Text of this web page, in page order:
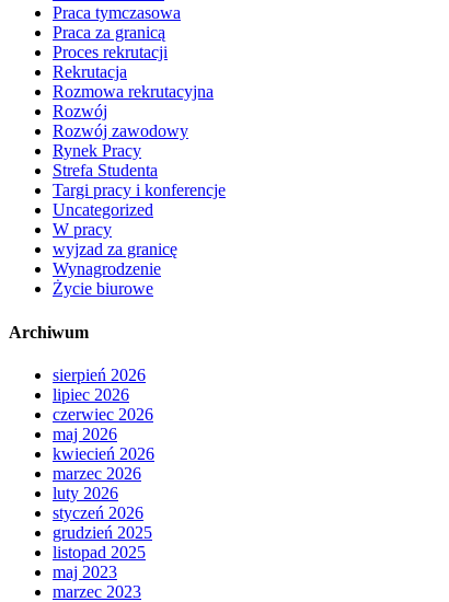
Praca tymczasowa
Praca za granicą
Proces rekrutacji
Rekrutacja
Rozmowa rekrutacyjna
Rozwój
Rozwój zawodowy
Rynek Pracy
Strefa Studenta
Targi pracy i konferencje
Uncategorized
W pracy
wyjzad za granicę
Wynagrodzenie
Życie biurowe
Archiwum
sierpień 2026
lipiec 2026
czerwiec 2026
maj 2026
kwiecień 2026
marzec 2026
luty 2026
styczeń 2026
grudzień 2025
listopad 2025
maj 2023
marzec 2023